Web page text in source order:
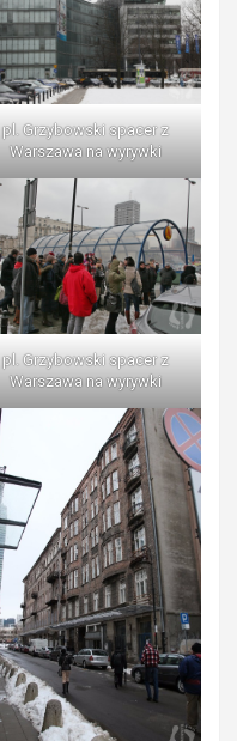
pl. Grzybowski spacer z
Warszawa na wyrywki
pl. Grzybowski spacer z
Warszawa na wyrywki